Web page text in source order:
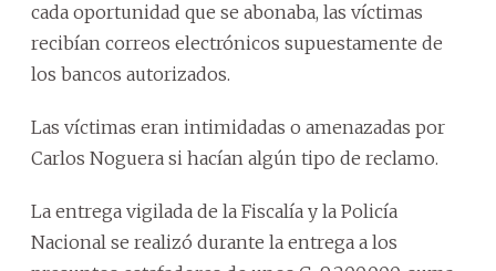
cada oportunidad que se abonaba, las víctimas
recibían correos electrónicos supuestamente de
los bancos autorizados.
Las víctimas eran intimidadas o amenazadas por
Carlos Noguera si hacían algún tipo de reclamo.
La entrega vigilada de la Fiscalía y la Policía
Nacional se realizó durante la entrega a los